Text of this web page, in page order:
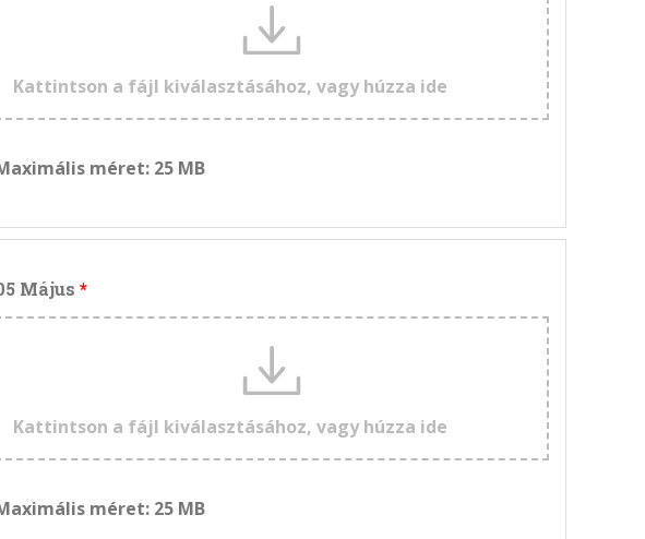
Kattintson a fájl kiválasztásához, vagy húzza ide
méret: 25 MB
Május
Kattintson a fájl kiválasztásához, vagy húzza ide
méret: 25 MB